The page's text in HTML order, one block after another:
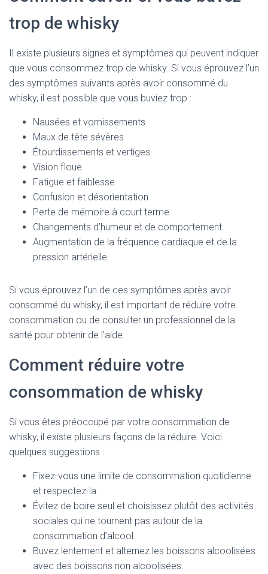
trop de whisky
Il existe plusieurs signes et symptômes qui peuvent indiquer
que vous consommez trop de whisky. Si vous éprouvez l’un
des symptômes suivants après avoir consommé du
whisky, il est possible que vous buviez trop :
Nausées et vomissements
Maux de tête sévères
Étourdissements et vertiges
Vision floue
Fatigue et faiblesse
Confusion et désorientation
Perte de mémoire à court terme
Changements d’humeur et de comportement
Augmentation de la fréquence cardiaque et de la
pression artérielle
Si vous éprouvez l’un de ces symptômes après avoir
consommé du whisky, il est important de réduire votre
consommation ou de consulter un professionnel de la
santé pour obtenir de l’aide.
Comment réduire votre
consommation de whisky
Si vous êtes préoccupé par votre consommation de
whisky, il existe plusieurs façons de la réduire. Voici
quelques suggestions :
Fixez-vous une limite de consommation quotidienne
et respectez-la.
Évitez de boire seul et choisissez plutôt des activités
sociales qui ne tournent pas autour de la
consommation d’alcool.
Buvez lentement et alternez les boissons alcoolisées
avec des boissons non alcoolisées.